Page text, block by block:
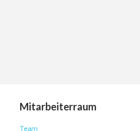
Mitarbeiterraum
Team